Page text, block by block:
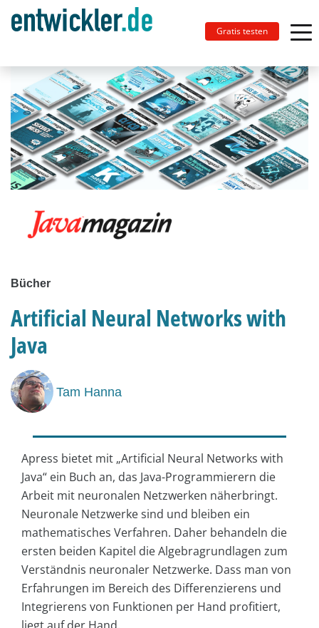
Gratis testen
Bücher
Artificial Neural Networks with
Java
Tam Hanna
Apress bietet mit „Artificial Neural Networks with
Java“ ein Buch an, das Java-Programmierern die
Arbeit mit neuronalen Netzwerken näherbringt.
Neuronale Netzwerke sind und bleiben ein
mathematisches Verfahren. Daher behandeln die
ersten beiden Kapitel die Algebragrundlagen zum
Verständnis neuronaler Netzwerke. Dass man von
Erfahrungen im Bereich des Differenzierens und
Integrierens von Funktionen per Hand profitiert,